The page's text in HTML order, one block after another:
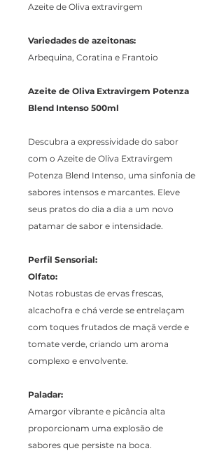
Azeite de Oliva extravirgem
Variedades de azeitonas:
Arbequina, Coratina e Frantoio
Azeite de Oliva Extravirgem Potenza
Blend Intenso 500ml
Descubra a expressividade do sabor
com o Azeite de Oliva Extravirgem
Potenza Blend Intenso, uma sinfonia de
sabores intensos e marcantes. Eleve
seus pratos do dia a dia a um novo
patamar de sabor e intensidade.
Perfil Sensorial:
Olfato:
Notas robustas de ervas frescas,
alcachofra e chá verde se entrelaçam
com toques frutados de maçã verde e
tomate verde, criando um aroma
complexo e envolvente.
Paladar:
Amargor vibrante e picância alta
proporcionam uma explosão de
sabores que persiste na boca.